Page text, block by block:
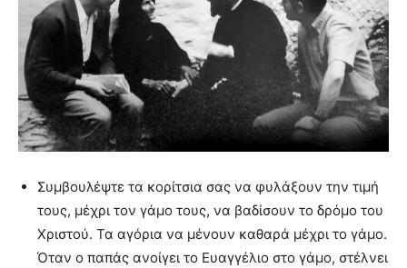
Συμβουλέψτε τα κορίτσια σας να φυλάξουν την τιμή
τους, μέχρι τον γάμο τους, να βαδίσουν το δρόμο του
Χριστού. Τα αγόρια να μένουν καθαρά μέχρι το γάμο.
Όταν ο παπάς ανοίγει το Ευαγγέλιο στο γάμο, στέλνει